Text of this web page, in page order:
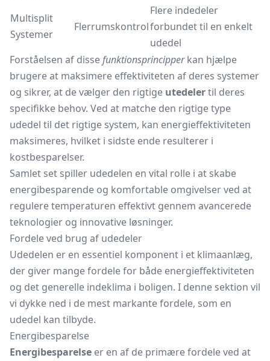
Multisplit
Systemer
Flerrumskontrol
Flere indedeler
forbundet til en enkelt
udedel
Forståelsen af dissefunktionsprincipperkan hjælpe
brugere at maksimere effektiviteten af deres systemer
og sikrer, at de vælger den rigtige utedelertil deres
specifikke behov. Ved at matche den rigtige type
udedel til det rigtige system, kan energieffektiviteten
maksimeres, hvilket i sidste ende resulterer i
kostbesparelser.
Samlet set spiller udedelen en vital rolle i at skabe
energibesparende og komfortable omgivelser ved at
regulere temperaturen effektivt gennem avancerede
teknologier og innovative løsninger.
Fordele ved brug af udedeler
Udedelen er en essentiel komponent i et klimaanlæg,
der giver mange fordele for både energieffektiviteten
og det generelle indeklima i boligen. I denne sektion vil
vi dykke ned i de mest markante fordele, som en
udedel kan tilbyde.
Energibesparelse
Energibesparelse er en af de primære fordele ved at